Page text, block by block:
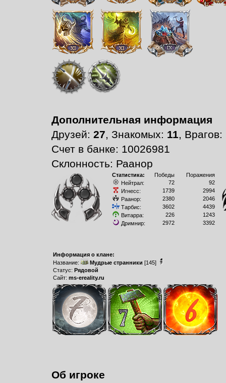
Дополнительная информация
Друзей: 27, Знакомых: 11, Врагов:
Счет в банке: 10026981
Склонность: Раанор
Статистика: Победы
Поражения
Нейтрал:
72
92
Игнесс:
1739
2994
Раанор:
2380
2046
Тарбис:
3602
4439
Витарра:
226
1243
Дримнир:
2972 3392
Информация о клане:
Название:
Мудрые странники [145]
Статус: Рядовой
Сайт: ms-ereality.ru
Об игроке